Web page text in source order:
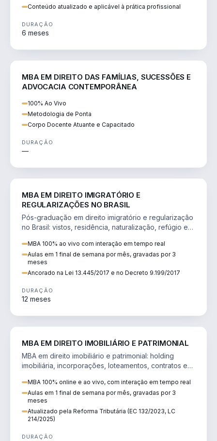
Conteúdo atualizado e aplicável à prática profissional
DURAÇÃO
6 meses
MBA EM DIREITO DAS FAMÍLIAS, SUCESSÕES E
ADVOCACIA CONTEMPORÂNEA
100% Ao Vivo
Metodologia de Ponta
Corpo Docente Atuante e Capacitado
DURAÇÃO
—
MBA EM DIREITO IMIGRATÓRIO E
REGULARIZAÇÕES NO BRASIL
Pós-graduação em direito imigratório e regularização
no Brasil: vistos, residência, naturalização, refúgio e
MBA 100% ao vivo com interação em tempo real
Aulas em 1 final de semana por mês, gravadas por 3
meses
Ancorado na Lei 13.445/2017 e no Decreto 9.199/2017
DURAÇÃO
12 meses
MBA EM DIREITO IMOBILIÁRIO E PATRIMONIAL
MBA em direito imobiliário e patrimonial: holding
imobiliária, incorporações, loteamentos, contratos e
MBA 100% online e ao vivo, com interação em tempo real
Aulas em 1 final de semana por mês, gravadas por 3
meses
Atualizado pela Reforma Tributária (EC 132/2023, LC
214/2025)
DURAÇÃO